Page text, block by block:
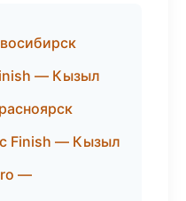
— Кызыл
Finish — Кызыл
—